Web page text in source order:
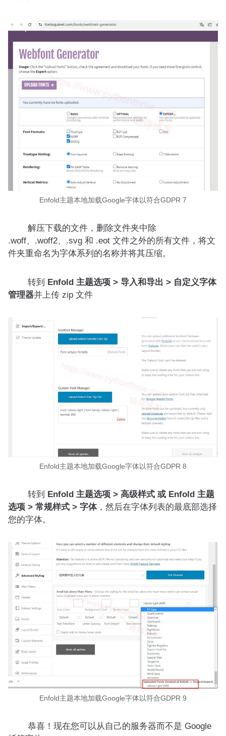
Enfold主题本地加载Google字体以符合GDPR 7
解压下载的文件，删除文件夹中除
.woff、.woff2、.svg 和 .eot 文件之外的所有文件，将文
件夹重命名为字体系列的名称并将其压缩。
转到
Enfold 主题选项 > 导入和导出 > 自定义字体
管理器并上传 zip 文件
Enfold主题本地加载Google字体以符合GDPR 8
转到 Enfold 主题选项 > 高级样式 或 Enfold 主题
选项 > 常规样式 > 字体，然后在字体列表的最底部选择
您的字体。
Enfold主题本地加载Google字体以符合GDPR 9
恭喜！现在您可以从自己的服务器而不是 Google